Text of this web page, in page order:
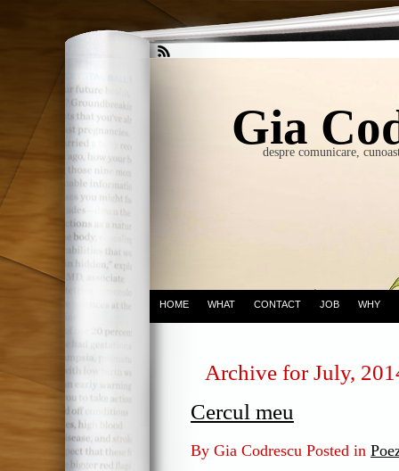
Gia
despre comunicare,
HOME WHAT CONTACT JOB WHY
Archive for July,
Cercul meu
By Gia Codrescu Posted in